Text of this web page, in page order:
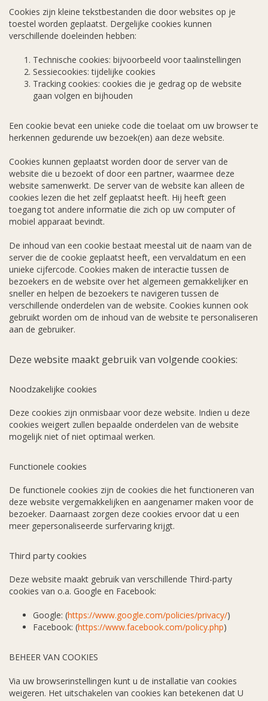
Cookies zijn kleine tekstbestanden die door websites op je
toestel worden geplaatst. Dergelijke cookies kunnen
verschillende doeleinden hebben:
Technische cookies: bijvoorbeeld voor taalinstellingen
Sessiecookies: tijdelijke cookies
Tracking cookies: cookies die je gedrag op de website
gaan volgen en bijhouden
Een cookie bevat een unieke code die toelaat om uw browser te
herkennen gedurende uw bezoek(en) aan deze website.
Cookies kunnen geplaatst worden door de server van de
website die u bezoekt of door een partner, waarmee deze
website samenwerkt. De server van de website kan alleen de
cookies lezen die het zelf geplaatst heeft. Hij heeft geen
toegang tot andere informatie die zich op uw computer of
mobiel apparaat bevindt.
De inhoud van een cookie bestaat meestal uit de naam van de
server die de cookie geplaatst heeft, een vervaldatum en een
unieke cijfercode. Cookies maken de interactie tussen de
bezoekers en de website over het algemeen gemakkelijker en
sneller en helpen de bezoekers te navigeren tussen de
verschillende onderdelen van de website. Cookies kunnen ook
gebruikt worden om de inhoud van de website te personaliseren
aan de gebruiker.
Deze website maakt gebruik van volgende cookies:
Noodzakelijke cookies
Deze cookies zijn onmisbaar voor deze website. Indien u deze
cookies weigert zullen bepaalde onderdelen van de website
mogelijk niet of niet optimaal werken.
Functionele cookies
De functionele cookies zijn de cookies die het functioneren van
deze website vergemakkelijken en aangenamer maken voor de
bezoeker. Daarnaast zorgen deze cookies ervoor dat u een
meer gepersonaliseerde surfervaring krijgt.
Third party cookies
Deze website maakt gebruik van verschillende Third-party
cookies van o.a. Google en Facebook:
Google: (https://www.google.com/policies/privacy/)
Facebook: (https://www.facebook.com/policy.php)
BEHEER VAN COOKIES
Via uw browserinstellingen kunt u de installatie van cookies
weigeren. Het uitschakelen van cookies kan betekenen dat U